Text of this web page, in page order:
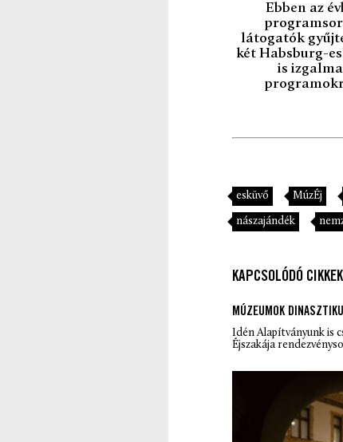
Ebben az
látogatók
két Habsburg-
is
esküvő MúzÉj
nászajándék
KAPCSOLÓDÓ CIKKEK
MÚZEUMOK
Idén Alapítványunk is
Éjszakája